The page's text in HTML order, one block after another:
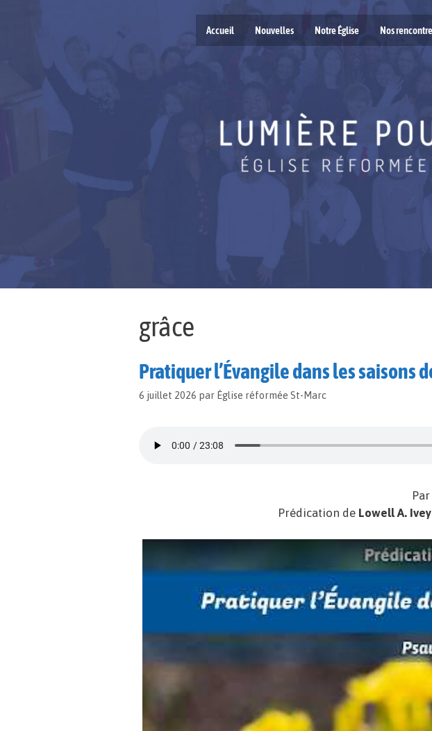
Accueil Nouvelles Notre Église Nos
grâce
Pratiquer l’Évangile dans les saisons
6 juillet 2026 par Église réformée St-Marc
Par
Prédication de Lowell A. Ivey